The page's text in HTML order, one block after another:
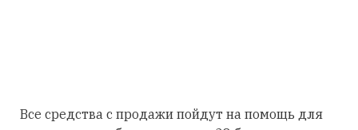
Все средства с продажи пойдут на помощь для